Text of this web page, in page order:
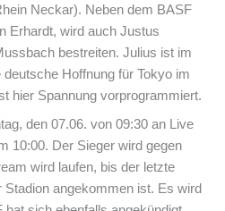
Neckar). Neben dem BASF
Erhardt, wird auch Justus
bestreiten. Julius ist im
Hoffnung für Tokyo im
hier Spannung vorprogrammiert.
den 07.06. von 09:30 an Live
10:00. Der Sieger wird gegen
wird laufen, bis der letzte
angekommen ist. Es wird